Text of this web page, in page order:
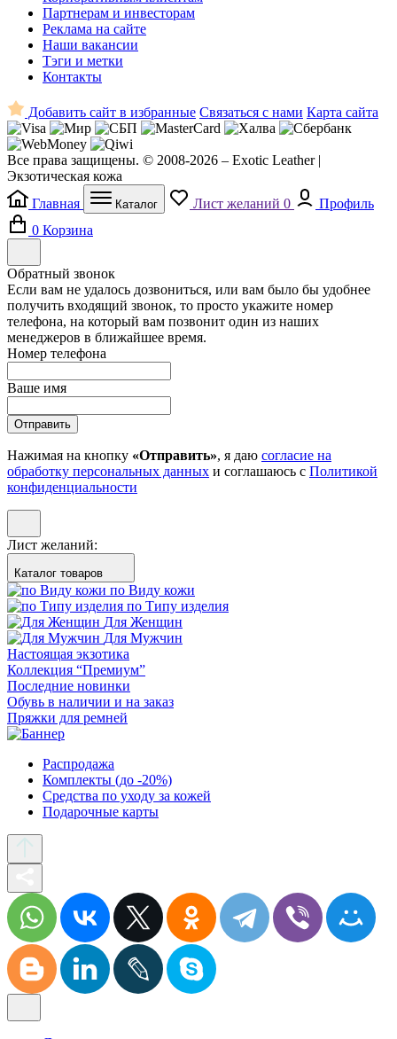
Партнерам и инвесторам
Реклама на сайте
Наши вакансии
Тэги и метки
Контакты
Добавить сайт в избранные Связаться с нами Карта сайта
Все права защищены. © 2008-2026 – Exotic Leather |
Экзотическая кожа
Главная
Каталог Лист желаний 0
Профиль
0 Корзина
Обратный звонок
Если вам не удалось дозвониться, или вам было бы удобнее
получить входящий звонок, то просто укажите номер
телефона, на который вам позвонит один из наших
менеджеров в ближайшее время.
Номер телефона
Ваше имя
Отправить
Нажимая на кнопку «Отправить», я даю согласие на
обработку персональных данных и соглашаюсь с Политикой
конфиденциальности
Лист желаний:
Каталог товаров
по Виду кожи
по Типу изделия
Для Женщин
Для Мужчин
Настоящая экзотика
Коллекция “Премиум”
Последние новинки
Обувь в наличии и на заказ
Пряжки для ремней
Распродажа
Комплекты (до -20%)
Средства по уходу за кожей
Подарочные карты